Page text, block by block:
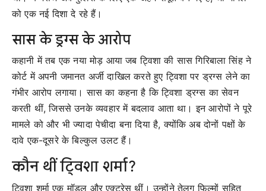
को एक नई दिशा दे रहे हैं।
सास के ड्रग्स के आरोप
कहानी में तब एक नया मोड़ आया जब ट्विशा की सास गिरिबाला सिंह ने
कोर्ट में अपनी जमानत अर्जी दाखिल करते हुए ट्विशा पर ड्रग्स लेने का
गंभीर आरोप लगाया। सास का कहना है कि ट्विशा ड्रग्स का सेवन
करती थीं, जिससे उनके व्यवहार में बदलाव आता था। इन आरोपों ने पूरे
मामले को और भी ज्यादा पेचीदा बना दिया है, क्योंकि अब दोनों पक्षों के
दावे एक-दूसरे के बिल्कुल उलट हैं।
कौन थीं ट्विशा शर्मा?
ट्विशा शर्मा एक मॉडल और एक्ट्रेस थीं। उन्होंने तेलुगु फिल्मों सहित